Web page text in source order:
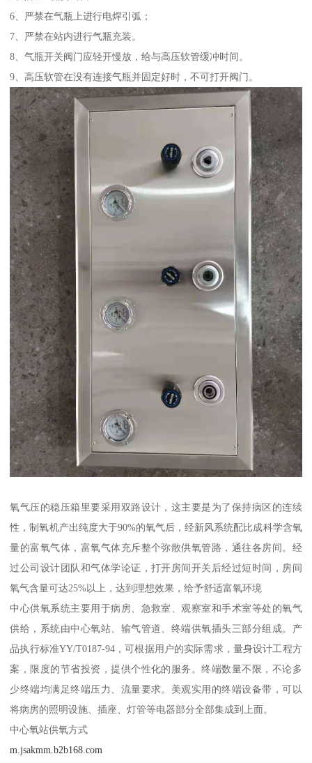
6、严禁在气瓶上进行电焊引弧；
7、严禁在站内进行气瓶充装。
8、气瓶开关阀门应轻开慢放，给与高压软管缓冲时间。
9、高压软管在没有连接气瓶并固定好时，不可打开阀门。
氧气压的稳压箱里要采用双路设计，这主要是为了保持病区的连续
性，制氧机产出纯度大于90%的氧气后，经新风系统配比成科学含氧
量的富氧气体，富氧气体充斥整个弥散供氧管路，通往各房间。经
过公司设计团队和气体学论证，打开房间开关后经过短时间，房间
氧气含量可达25%以上，达到理想效果，给予舒适富氧环境
中心供氧系统主要用于病房、急救室、观察室和手术室等处的氧气
供给，系统由中心氧站、输气管道、终端供氧插头三部分组成。产
品执行标准YY/T0187-94，可根据用户的实际需求，量身设计工程方
案，限度的节省投资，提供个性化的服务。终端数量不限，不论多
少终端均满足终端压力、流量要求。美观实用的终端设备带，可以
将病房的照明设施、插座、灯管等电器部分全部集成到上面。
中心氧站供氧方式
m.jsakmm.b2b168.com